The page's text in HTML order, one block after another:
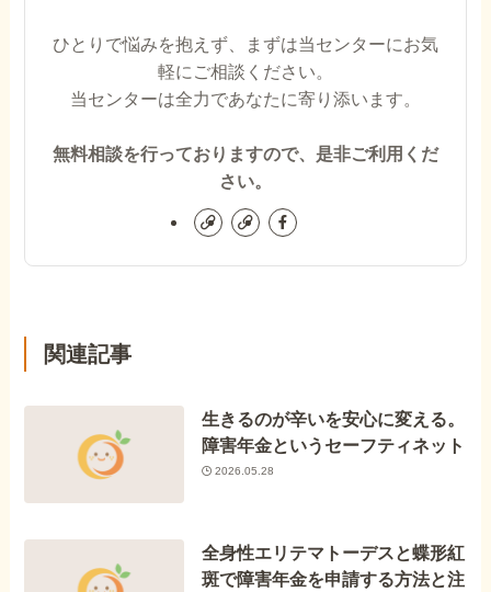
ひとりで悩みを抱えず、まずは当センターにお気
軽にご相談ください。
当センターは全力であなたに寄り添います。
無料相談を行っておりますので、是非ご利用くだ
さい。
関連記事
生きるのが辛いを安心に変える。
障害年金というセーフティネット
2026.05.28
全身性エリテマトーデスと蝶形紅
斑で障害年金を申請する方法と注